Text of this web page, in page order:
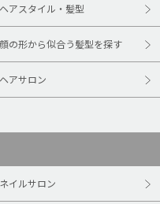
ヘアスタイル・髪型
顔の形から似合う髪型を探す
ヘアサロン
ネイルサロン